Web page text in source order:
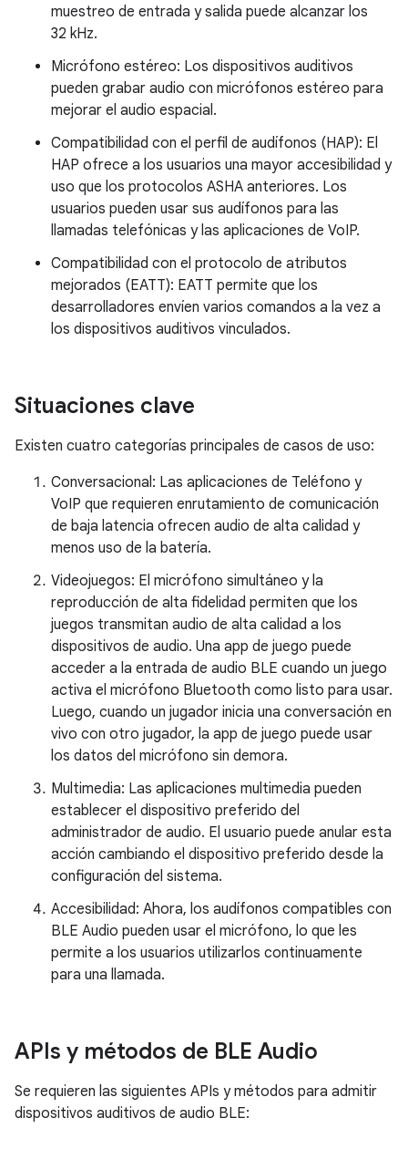
muestreo de entrada y salida puede alcanzar los
32 kHz.
Micrófono estéreo: Los dispositivos auditivos
pueden grabar audio con micrófonos estéreo para
mejorar el audio espacial.
Compatibilidad con el perfil de audífonos (HAP): El
HAP ofrece a los usuarios una mayor accesibilidad y
uso que los protocolos ASHA anteriores. Los
usuarios pueden usar sus audífonos para las
llamadas telefónicas y las aplicaciones de VoIP.
Compatibilidad con el protocolo de atributos
mejorados (EATT): EATT permite que los
desarrolladores envíen varios comandos a la vez a
los dispositivos auditivos vinculados.
Situaciones clave
Existen cuatro categorías principales de casos de uso:
Conversacional: Las aplicaciones de Teléfono y
VoIP que requieren enrutamiento de comunicación
de baja latencia ofrecen audio de alta calidad y
menos uso de la batería.
Videojuegos: El micrófono simultáneo y la
reproducción de alta fidelidad permiten que los
juegos transmitan audio de alta calidad a los
dispositivos de audio. Una app de juego puede
acceder a la entrada de audio BLE cuando un juego
activa el micrófono Bluetooth como listo para usar.
Luego, cuando un jugador inicia una conversación en
vivo con otro jugador, la app de juego puede usar
los datos del micrófono sin demora.
Multimedia: Las aplicaciones multimedia pueden
establecer el dispositivo preferido del
administrador de audio. El usuario puede anular esta
acción cambiando el dispositivo preferido desde la
configuración del sistema.
Accesibilidad: Ahora, los audífonos compatibles con
BLE Audio pueden usar el micrófono, lo que les
permite a los usuarios utilizarlos continuamente
para una llamada.
APIs y métodos de BLE Audio
Se requieren las siguientes APIs y métodos para admitir
dispositivos auditivos de audio BLE: